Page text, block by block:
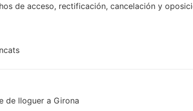
de acceso, rectificación, cancelación y